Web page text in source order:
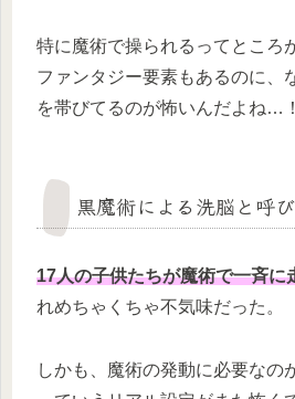
特に魔術で操られるってところ
ファンタジー要素もあるのに、
を帯びてるのが怖いんだよね…！
黒魔術による洗脳と呼
17人の子供たちが魔術で一斉に
れめちゃくちゃ不気味だった。
しかも、魔術の発動に必要なの